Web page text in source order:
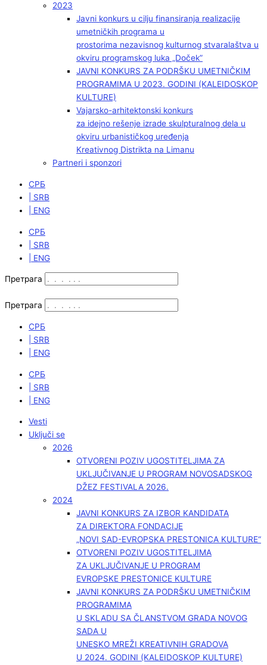
2023
Javni konkurs u cilju finansiranja realizacije
umetničkih programa u
prostorima nezavisnog kulturnog stvaralaštva u
okviru programskog luka „Doček”
JAVNI KONKURS ZA PODRŠKU UMETNIČKIM
PROGRAMIMA U 2023. GODINI (KALEIDOSKOP
KULTURE)
Vajarsko-arhitektonski konkurs
za idejno rešenje izrade skulpturalnog dela u
okviru urbanističkog uređenja
Kreativnog Distrikta na Limanu
Partneri i sponzori
СРБ
| SRB
| ENG
СРБ
| SRB
| ENG
Претрага
Претрага
СРБ
| SRB
| ENG
СРБ
| SRB
| ENG
Vesti
Uključi se
2026
OTVORENI POZIV UGOSTITELJIMA ZA
UKLJUČIVANJE U PROGRAM NOVOSADSKOG
DŽEZ FESTIVALA 2026.
2024
JAVNI KONKURS ZA IZBOR KANDIDATA
ZA DIREKTORA FONDACIJE
„NOVI SAD-EVROPSKA PRESTONICA KULTURE“
OTVORENI POZIV UGOSTITELJIMA
ZA UKLJUČIVANJE U PROGRAM
EVROPSKE PRESTONICE KULTURE
JAVNI KONKURS ZA PODRŠKU UMETNIČKIM
PROGRAMIMA
U SKLADU SA ČLANSTVOM GRADA NOVOG
SADA U
UNESKO MREŽI KREATIVNIH GRADOVA
U 2024. GODINI (KALEIDOSKOP KULTURE)